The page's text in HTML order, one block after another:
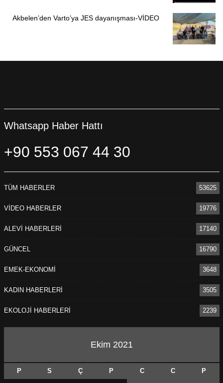
Akbelen’den Varto’ya JES dayanışması-VİDEO
Whatsapp Haber Hattı
+90 553 067 44 30
TÜM HABERLER 53625
VİDEO HABERLER 19776
ALEVİ HABERLERİ 17140
GÜNCEL 16790
EMEK-EKONOMİ 3648
KADIN HABERLERİ 3505
EKOLOJİ HABERLERİ 2239
Ekim 2021
P S Ç P C C P